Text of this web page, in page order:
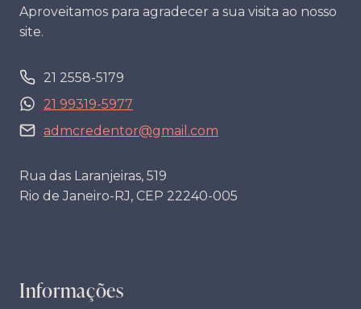
Aproveitamos para agradecer a sua visita ao nosso
site.
21 2558-5179
21 99319-5977
admcredentor@gmail.com
Rua das Laranjeiras, 519
Rio de Janeiro-RJ, CEP 22240-005
Informações